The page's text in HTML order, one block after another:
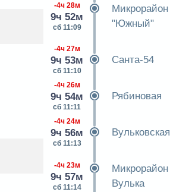
-4ч 28м
9ч 52м
сб 11:09
Микрорайон
"Южный"
-4ч 27м
9ч 53м
сб 11:10
Санта-54
-4ч 26м
9ч 54м
сб 11:11
Рябиновая
-4ч 24м
9ч 56м
сб 11:13
Вульковская
-4ч 23м
9ч 57м
сб 11:14
Микрорайон
Вулька